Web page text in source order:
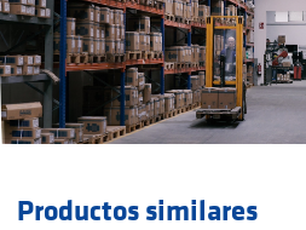
Productos similares